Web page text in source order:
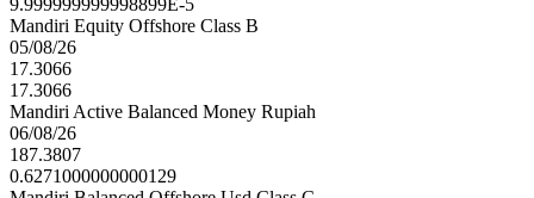
Mandiri Equity Offshore Class B
05/08/26
17.3066
17.3066
Mandiri Active Balanced Money Rupiah
06/08/26
187.3807
0.6271000000000129